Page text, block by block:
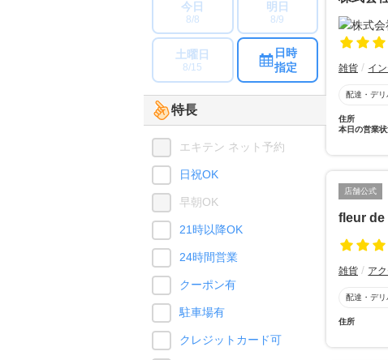
雑貨 イ
配達・デ
住所
本日の営業
店舗公式
fleur de
雑貨 ア
配達・デ
住所
今日
8/8
明日
8/9
土曜日
8/15
日時
指定
特長
エキテン ネット予約
日祝OK
早朝OK
21時以降OK
24時間営業
クーポン有
駐車場有
クレジットカード可